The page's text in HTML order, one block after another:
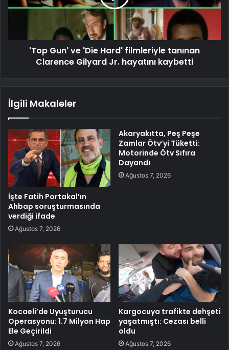
'Top Gun' ve 'Die Hard' filmleriyle tanınan
Clarence Gilyard Jr. hayatını kaybetti
İlgili Makaleler
İşte Fatih Portakal’ın
Ahbap soruşturmasında
verdiği ifade
Ağustos 7, 2026
Akaryakıtta, Peş Peşe
Zamlar Ötv’yi Tüketti:
Motorinde Ötv Sıfıra
Dayandı
Ağustos 7, 2026
Kocaeli’de Uyuşturucu
Operasyonu: 1.7 Milyon Hap
Ele Geçirildi
Ağustos 7, 2026
Kargocuya trafikte dehşeti
yaşatmıştı: Cezası belli
oldu
Ağustos 7, 2026